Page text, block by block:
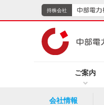
ご案内
持株会社
会社情報